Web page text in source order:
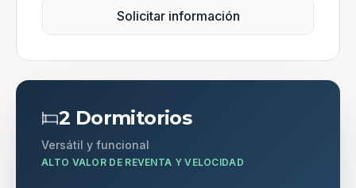
Solicitar información
2 Dormitorios
Versátil y funcional
ALTO VALOR DE REVENTA Y VELOCIDAD